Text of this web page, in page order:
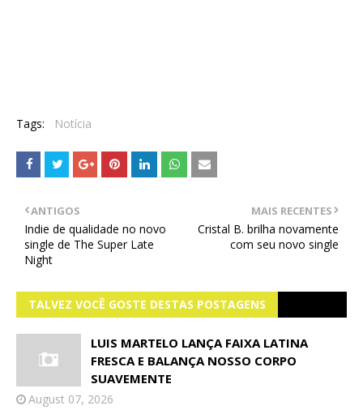
Tags: Notícia
MAIS RECENTES
Cristal B. brilha novamente
com seu novo single
ANTIGOS
Indie de qualidade no novo
single de The Super Late
Night
TALVEZ VOCÊ GOSTE DESTAS POSTAGENS
LUIS MARTELO LANÇA FAIXA LATINA
FRESCA E BALANÇA NOSSO CORPO
SUAVEMENTE
August 07, 2026